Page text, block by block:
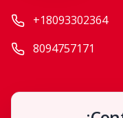
+18093302364
8094757171